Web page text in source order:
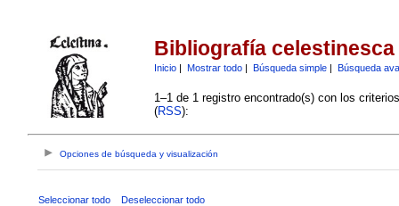
Bibliografía celestinesca
Inicio| Mostrar todo| Búsqueda simple| Búsqueda
1–1 de 1 registro encontrado(s) con los
(RSS):
Opciones de búsqueda y visualización
Seleccionar todo Deseleccionar todo